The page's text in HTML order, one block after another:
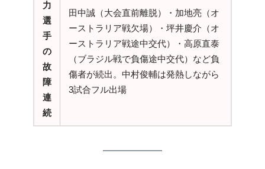
力
選
手
の
故
障
連
続
田中誠（大会直前離脱）・加地亮（オ
ーストラリア戦欠場）・坪井慶介（オ
ーストラリア戦途中交代）・高原直泰
（ブラジル戦で負傷途中交代）など負
傷者が続出。中村俊輔は発熱しながら
3試合フル出場